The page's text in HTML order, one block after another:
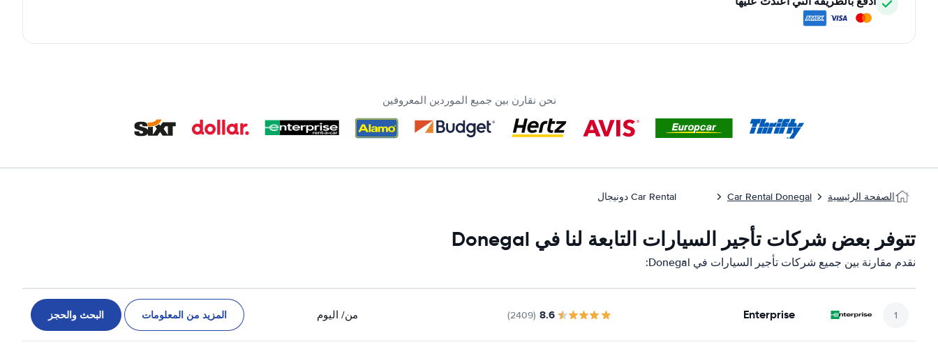
نحن نقارن بين جميع الموردين المعروفين
الصفحة الرئيسية Car Rental Donegal Car Rental دونيجال
تتوفر بعض شركات تأجير السيارات التابعة لنا في Donegal
نقدم مقارنة بين جميع شركات تأجير السيارات في Donegal:
Enterprise
8.6
(2409) من/ اليوم المزيد من المعلومات البحث والحجز